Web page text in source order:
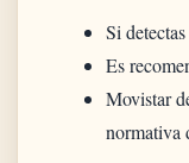
Si
Es
Movistar
normativa